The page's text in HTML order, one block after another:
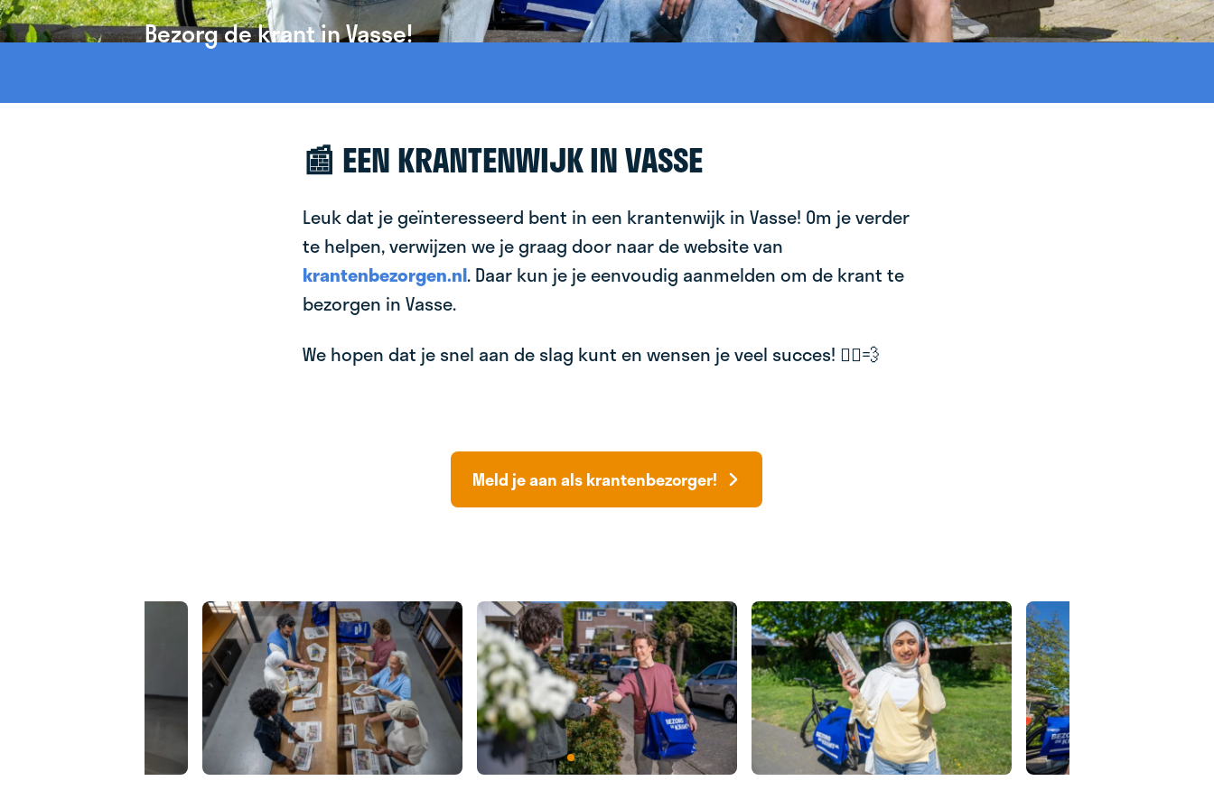
Bezorg de krant in Vasse!
📰 EEN KRANTENWIJK IN VASSE
Leuk dat je geïnteresseerd bent in een krantenwijk in Vasse! Om je verder
te helpen, verwijzen we je graag door naar de website van
krantenbezorgen.nl. Daar kun je je eenvoudig aanmelden om de krant te
bezorgen in Vasse.
We hopen dat je snel aan de slag kunt en wensen je veel succes! 🚴‍♂️💨
Meld je aan als krantenbezorger!